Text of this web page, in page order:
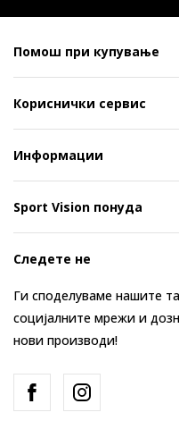
Помош при купување
Кориснички сервис
Информации
Sport Vision понуда
Следете не
Ги споделуваме нашите
социјалните мрежи и
нови производи!